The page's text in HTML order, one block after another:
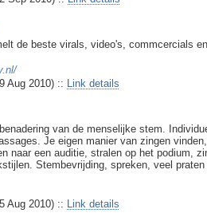
de beste virals, video's, commcercials
Aug 2010) :: Link details
van de menselijke stem.
Je eigen manier van zingen
naar een auditie, stralen op het podium,
Stembevrijding, spreken, veel
Aug 2010) :: Link details